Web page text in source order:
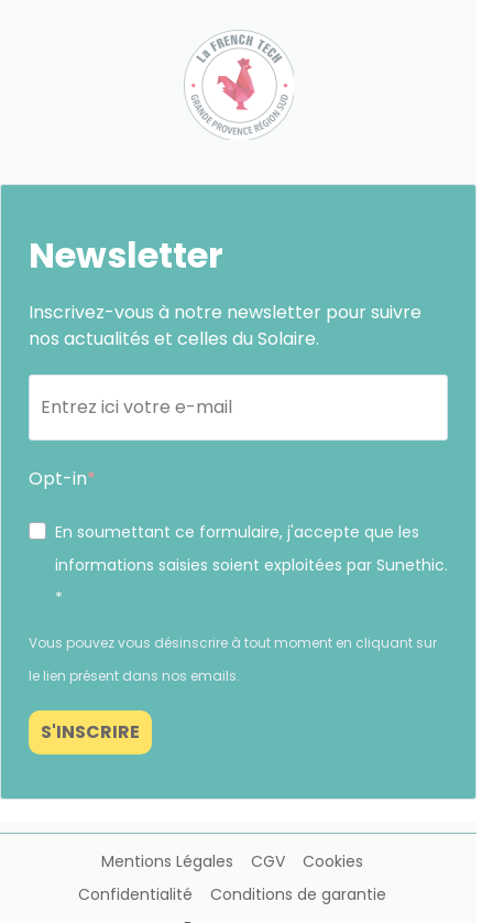
cookies pour stocker et/ou accéder aux informations des appareils. Le fait de consentir
à ces technologies nous permettra de traiter des données telles que le comportement de
navigation ou les ID uniques sur ce site. Le fait de ne pas consentir ou de retirer son
ACCEPTER
Newsletter
Inscrivez-vous à notre newsletter pour suivre
nos actualités et celles du Solaire.
Opt-in
En soumettant ce formulaire, j'accepte que les
informations saisies soient exploitées par Sunethic.
*
Vous pouvez vous désinscrire à tout moment en cliquant sur
le lien présent dans nos emails.
S'INSCRIRE
Mentions Légales CGV- Cookies
Confidentialité
Conditions de garantie